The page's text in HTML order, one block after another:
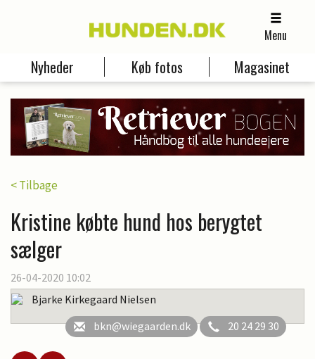
Menu
Nyheder Køb fotos Magasinet
< Tilbage
Kristine købte hund hos berygtet
sælger
26-04-2020 10:02
Bjarke Kirkegaard Nielsen
bkn@wiegaarden.dk
20 24 29 30